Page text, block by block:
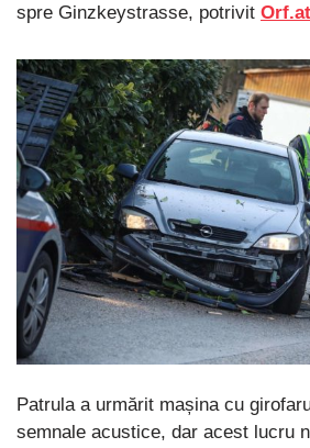
spre Ginzkeystrasse, potrivit Orf.at
Patrula a urmărit mașina cu
semnale acustice, dar acest lucru